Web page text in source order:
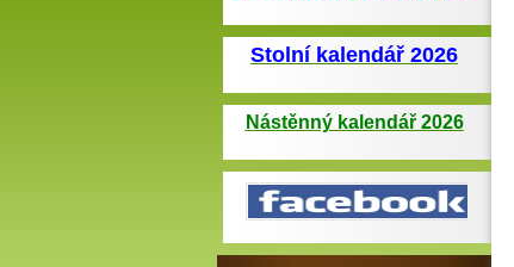
Stolní kalendář 2026
Nástěnný kalendář 2026